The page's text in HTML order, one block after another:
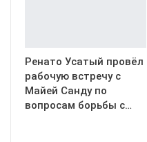
Ренато Усатый провёл
рабочую встречу с
Майей Санду по
вопросам борьбы с…